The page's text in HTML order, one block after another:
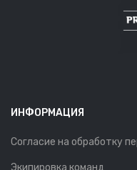
ИНФОРМАЦИЯ
Согласие на обработку
Экипировка команд